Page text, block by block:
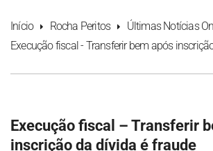
Início Rocha Peritos
Últimas Notícias
Execução fiscal - Transferir bem após
Execução fiscal – Transferir
inscrição da dívida é fraude